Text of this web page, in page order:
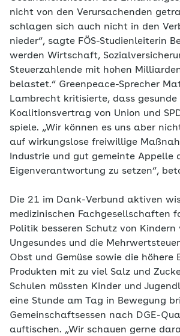
nicht von den Verursachenden
schlagen sich auch nicht in den
nieder“, sagte FÖS-Studienleiterin
werden Wirtschaft,
Steuerzahlende mit hohen
belastet.“ Greenpeace-Sprecher
Lambrecht kritisierte, dass gesunde
Koalitionsvertrag von Union und
spiele. „Wir können es uns aber
auf wirkungslose freiwillige
Industrie und gut gemeinte Appelle
Eigenverantwortung zu setzen“,
Die 21 im Dank-Verbund aktiven
medizinischen Fachgesellschaften
Politik besseren Schutz von Kindern
Ungesundes und die
Obst und Gemüse sowie die höhere
Produkten mit zu viel Salz und
Schulen müssten Kinder und
eine Stunde am Tag in Bewegung
Gemeinschaftsessen nach DGE-
auftischen. „Wir schauen gerne